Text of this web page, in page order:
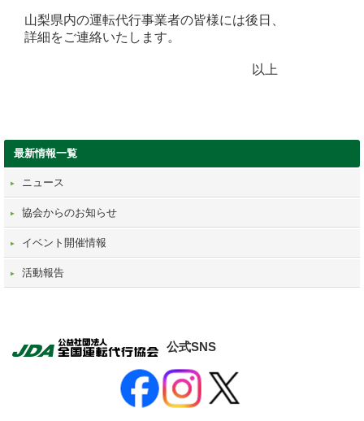
山梨県内の運転代行事業者の皆様には後日、
詳細をご連絡いたします。
最新情報一覧
ニュース
協会からのお知らせ
イベント開催情報
活動報告
公式SNS